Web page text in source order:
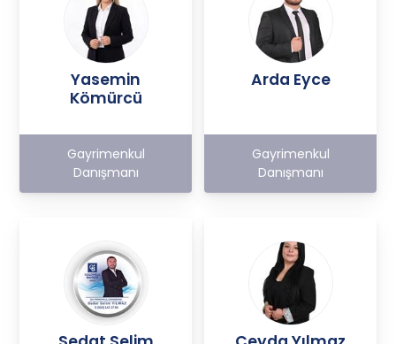
Yasemin
Kömürcü
Gayrimenkul
Danışmanı
Arda Eyce
Gayrimenkul
Danışmanı